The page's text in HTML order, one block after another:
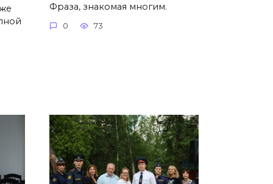
Фраза, знакомая многим.
0 73